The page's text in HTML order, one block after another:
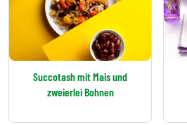
Succotash mit Mais und
zweierlei Bohnen